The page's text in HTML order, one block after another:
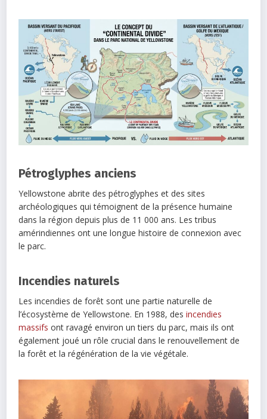
Pétroglyphes anciens
Yellowstone abrite des pétroglyphes et des sites
archéologiques qui témoignent de la présence humaine
dans la région depuis plus de 11 000 ans. Les tribus
amérindiennes ont une longue histoire de connexion avec
le parc.
Incendies naturels
Les incendies de forêt sont une partie naturelle de
l’écosystème de Yellowstone. En 1988, desincendies
massifs ont ravagé environ un tiers du parc, mais ils ont
également joué un rôle crucial dans le renouvellement de
la forêt et la régénération de la vie végétale.